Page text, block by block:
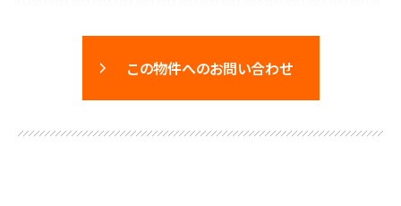
この物件へのお問い合わせ